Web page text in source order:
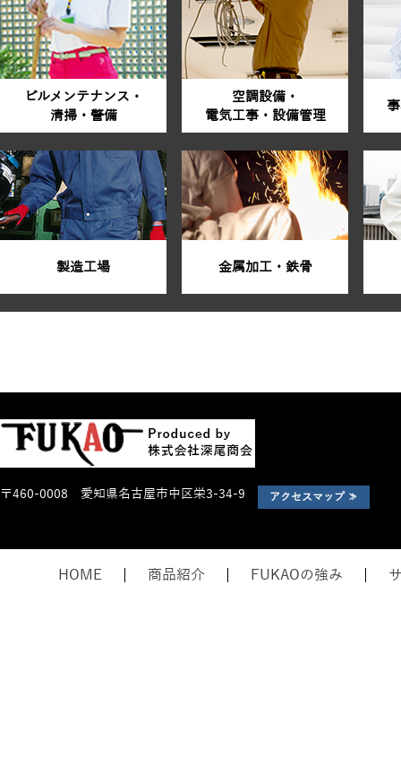
ビルメンテナンス・
清掃・警備
空調設備・
電気工事・設備管理
製造工場 金属加工・鉄骨
アクセスマップ ≫
〒460-0008 愛知県名古屋市中区栄3-34-9
HOME 商品紹介 FUKAOの強み